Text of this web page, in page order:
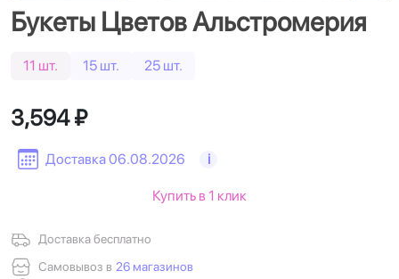
Букеты Цветов Альстромерия
11 шт. 15 шт. 25 шт.
Доставка 06.08.2026 i
3,594 ₽
Доставка бесплатно
Самовывоз в 26 магазинов
Купить в 1 клик